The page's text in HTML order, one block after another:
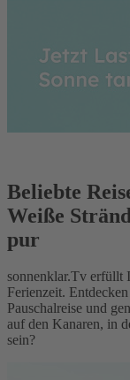
Beliebte
Weiße
pur
sonnenklar.Tv erfüllt
Ferienzeit.
Pauschalreise und
auf den Kanaren, in
sein?